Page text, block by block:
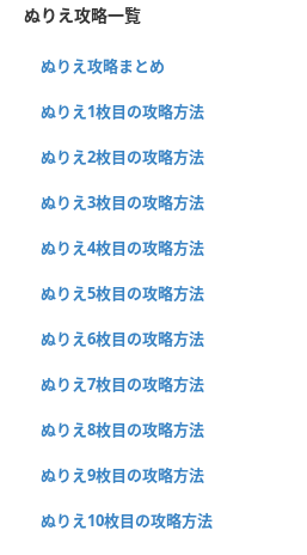
ぬりえ攻略一覧
ぬりえ攻略まとめ
ぬりえ1枚目の攻略方法
ぬりえ2枚目の攻略方法
ぬりえ3枚目の攻略方法
ぬりえ4枚目の攻略方法
ぬりえ5枚目の攻略方法
ぬりえ6枚目の攻略方法
ぬりえ7枚目の攻略方法
ぬりえ8枚目の攻略方法
ぬりえ9枚目の攻略方法
ぬりえ10枚目の攻略方法